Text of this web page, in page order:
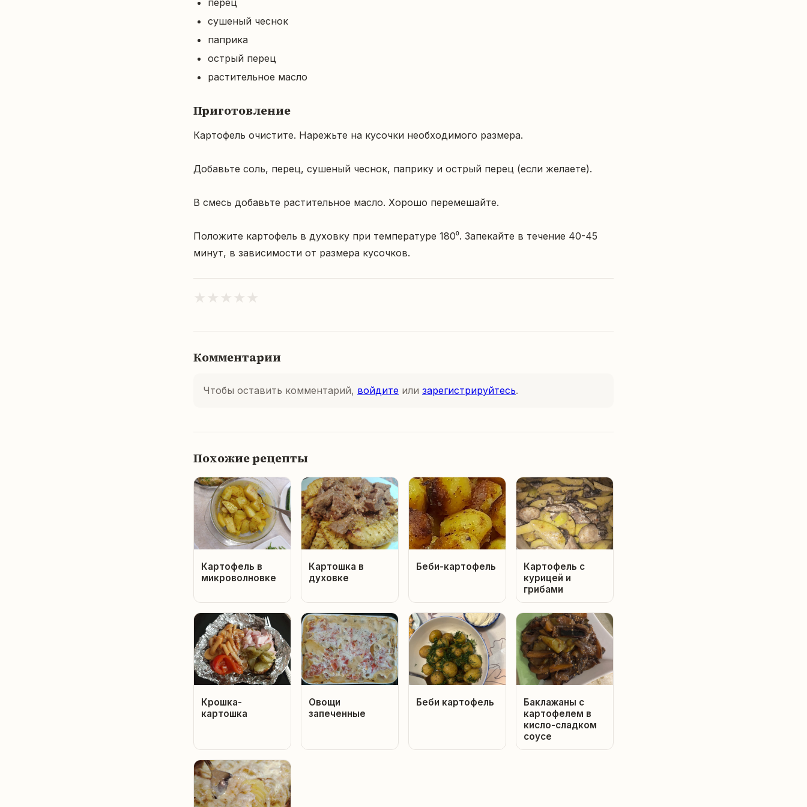
перец
сушеный чеснок
паприка
острый перец
растительное масло
Приготовление
Картофель очистите. Нарежьте на кусочки необходимого размера.
Добавьте соль, перец, сушеный чеснок, паприку и острый перец (если желаете).
В смесь добавьте растительное масло. Хорошо перемешайте.
Положите картофель в духовку при температуре 180⁰. Запекайте в течение 40-45
минут, в зависимости от размера кусочков.
★ ★ ★ ★ ★
Комментарии
Чтобы оставить комментарий, войдите или зарегистрируйтесь.
Похожие рецепты
Картофель в
микроволновке
Картошка в
духовке
Беби-картофель
Картофель с
курицей и
грибами
Крошка-
картошка
Овощи
запеченные
Беби картофель
Баклажаны с
картофелем в
кисло-сладком
соусе